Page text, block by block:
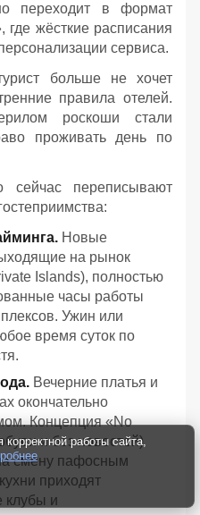
переходит в формат
жёсткие расписания
сервиса.
больше не хочет
правила отелей.
роскоши стали
проживать день по
сейчас переписывают
Новые
на рынок
Islands), полностью
часы работы
Ужин или
время суток по
Вечерние платья и
окончательно
Концепция «No
и без новостей)
смену пафосным
приходят
клубы и
работы сайта,